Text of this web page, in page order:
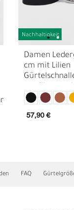
N
Nachhaltigkeit
Damen
cm mit Lilien
57,90 €
FAQ